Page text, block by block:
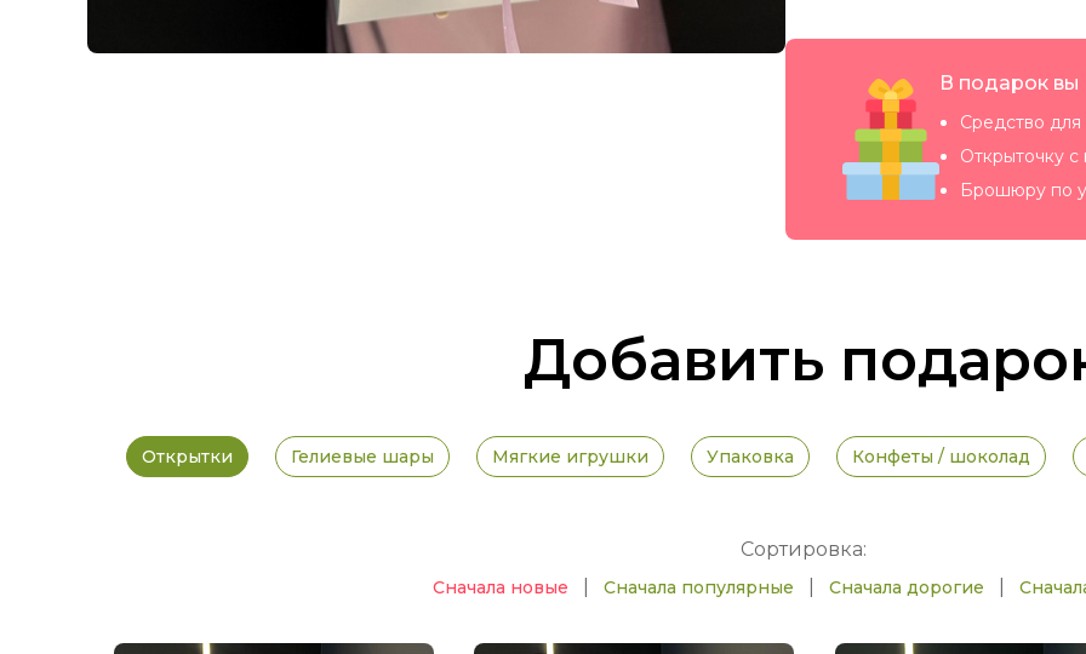
В подарок вы
Средство
Открыточку
Брошюру по
Добавить
Открытки Гелиевые шары Мягкие игрушки Упаковка Конфеты / шоколад
Сортировка:
Сначала новые Сначала популярные Сначала дорогие